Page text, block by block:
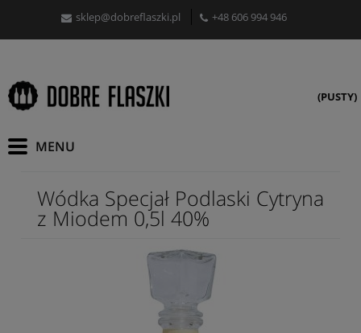
sklep@dobreflaszki.pl +48 606 994 946
(PUSTY)
Wódka Specjał Podlaski Cytryna
z Miodem 0,5l 40%